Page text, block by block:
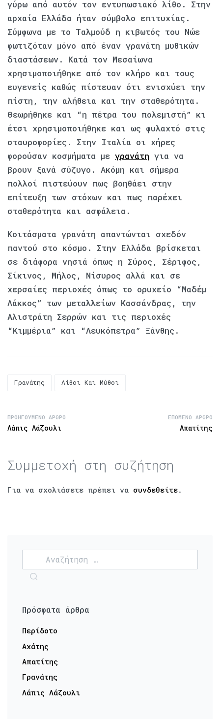
γύρω από αυτόν τον εντυπωσιακό λίθο. Στην
αρχαία Ελλάδα ήταν σύμβολο επιτυχίας.
Σύμφωνα με το Ταλμούδ η κιβωτός του Νώε
φωτιζόταν μόνο από έναν γρανάτη μυθικών
διαστάσεων. Κατά τον Μεσαίωνα
χρησιμοποιήθηκε από τον κλήρο και τους
ευγενείς καθώς πίστευαν ότι ενισχύει την
πίστη, την αλήθεια και την σταθερότητα.
Θεωρήθηκε και “η πέτρα του πολεμιστή” κι
έτσι χρησιμοποιήθηκε και ως φυλαχτό στις
σταυροφορίες. Στην Ιταλία οι χήρες
φορούσαν κοσμήματα με γρανάτη για να
βρουν ξανά σύζυγο. Ακόμη και σήμερα
πολλοί πιστεύουν πως βοηθάει στην
επίτευξη των στόχων και πως παρέχει
σταθερότητα και ασφάλεια.
Κοιτάσματα γρανάτη απαντώνται σχεδόν
παντού στο κόσμο. Στην Ελλάδα βρίσκεται
σε διάφορα νησιά όπως η Σύρος, Σέριφος,
Σίκινος, Μήλος, Νίσυρος αλλά και σε
χερσαίες περιοχές όπως το ορυχείο “Μαδέμ
Λάκκος” των μεταλλείων Κασσάνδρας, την
Αλιστράτη Σερρών και τις περιοχές
“Κιμμέρια” και “Λευκόπετρα” Ξάνθης.
Γρανάτης Λίθοι Και Μύθοι
ΠΡΟΗΓΟΎΜΕΝΟ ΆΡΘΡΟ
Λάπις Λάζουλι
ΕΠΌΜΕΝΟ ΆΡΘΡΟ
Απατίτης
Συμμετοχή στη συζήτηση
Για να σχολιάσετε πρέπει να συνδεθείτε.
Πρόσφατα άρθρα
Περίδοτο
Αχάτης
Απατίτης
Γρανάτης
Λάπις Λάζουλι